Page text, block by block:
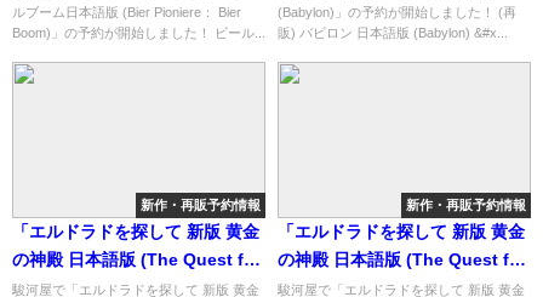
と予約購入可能なショップ紹
ルブーム日本語版 (Bier Pioniere： Bier
Boom)」の予約が開始しました！ ビール...
(Babylon)」の予約が開始しました！ (再
販) バビロン 日本語版 (Babylon) &#x...
新作・再販予約情報
「エルドラドを探して 新版 黄金
の神殿 日本語版 (The Quest for
El Dorado： The Golden
駿河屋で「エルドラドを探して 新版 黄金
新作・再販予約情報
「エルドラドを探して 新版 黄金
の神殿 日本語版 (The Quest for
El Dorado： The Golden
駿河屋で「エルドラドを探して 新版 黄金